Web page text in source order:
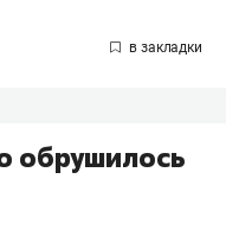
обрушилось